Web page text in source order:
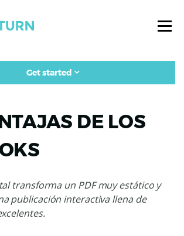
Get started
DE LOS
transforma un PDF muy estático y
publicación interactiva llena de